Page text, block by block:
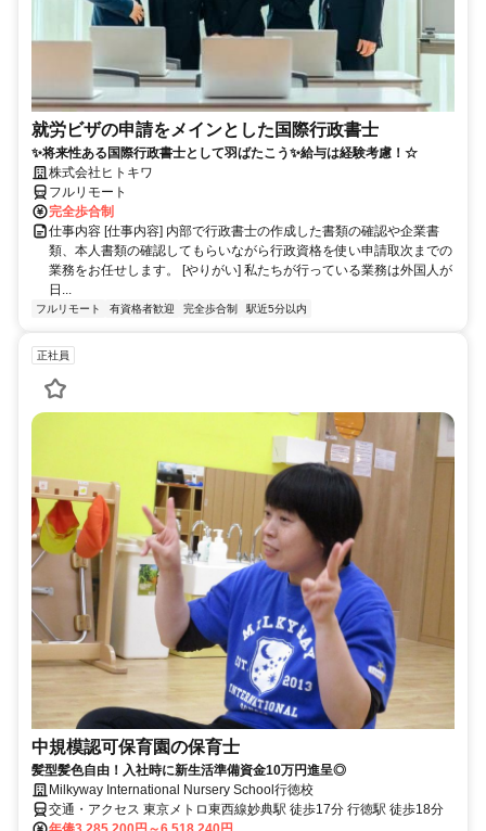
就労ビザの申請をメインとした国際行政書士
✨将来性ある国際行政書士として羽ばたこう✨給与は経験考慮！☆
株式会社ヒトキワ
フルリモート
完全歩合制
仕事内容 [仕事内容] 内部で行政書士の作成した書類の確認や企業書
類、本人書類の確認してもらいながら行政資格を使い申請取次までの
業務をお任せします。 [やりがい] 私たちが行っている業務は外国人が
日...
フルリモート 有資格者歓迎 完全歩合制 駅近5分以内
正社員
中規模認可保育園の保育士
髪型髪色自由！入社時に新生活準備資金10万円進呈◎
Milkyway International Nursery School行徳校
交通・アクセス 東京メトロ東西線妙典駅 徒歩17分 行徳駅 徒歩18分